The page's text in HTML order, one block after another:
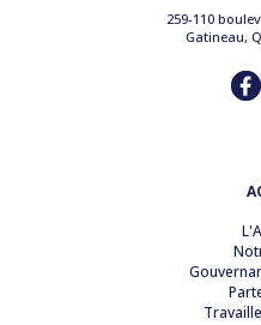
259-110
Gatineau,